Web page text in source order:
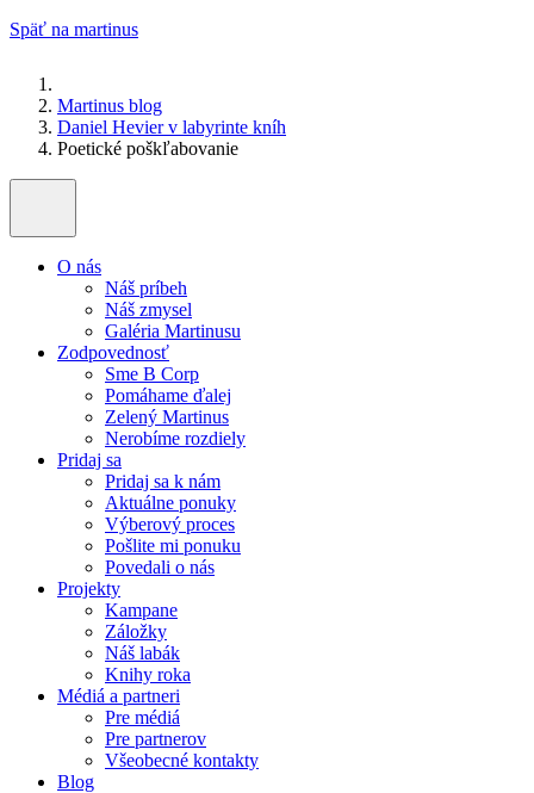
Späť na martinus
Martinus blog
Daniel Hevier v labyrinte kníh
Poetické poškľabovanie
O nás
Náš príbeh
Náš zmysel
Galéria Martinusu
Zodpovednosť
Sme B Corp
Pomáhame ďalej
Zelený Martinus
Nerobíme rozdiely
Pridaj sa
Pridaj sa k nám
Aktuálne ponuky
Výberový proces
Pošlite mi ponuku
Povedali o nás
Projekty
Kampane
Záložky
Náš labák
Knihy roka
Médiá a partneri
Pre médiá
Pre partnerov
Všeobecné kontakty
Blog